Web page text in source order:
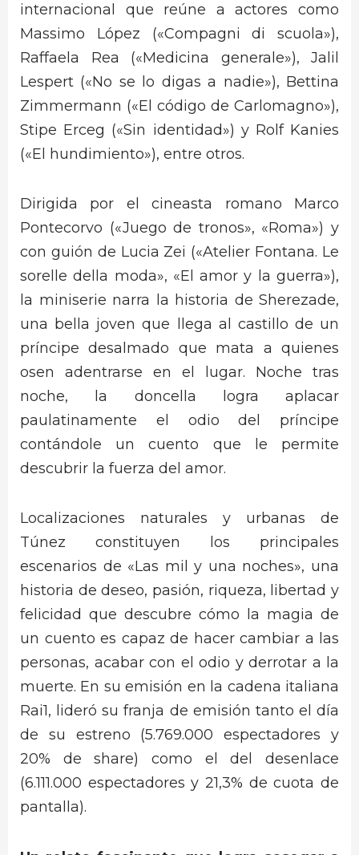
internacional que reúne a actores como
Massimo López («Compagni di scuola»),
Raffaela Rea («Medicina generale»), Jalil
Lespert («No se lo digas a nadie»), Bettina
Zimmermann («El código de Carlomagno»),
Stipe Erceg («Sin identidad») y Rolf Kanies
(«El hundimiento»), entre otros.
Dirigida por el cineasta romano Marco
Pontecorvo («Juego de tronos», «Roma») y
con guión de Lucia Zei («Atelier Fontana. Le
sorelle della moda», «El amor y la guerra»),
la miniserie narra la historia de Sherezade,
una bella joven que llega al castillo de un
príncipe desalmado que mata a quienes
osen adentrarse en el lugar. Noche tras
noche, la doncella logra aplacar
paulatinamente el odio del príncipe
contándole un cuento que le permite
descubrir la fuerza del amor.
Localizaciones naturales y urbanas de
Túnez constituyen los principales
escenarios de «Las mil y una noches», una
historia de deseo, pasión, riqueza, libertad y
felicidad que descubre cómo la magia de
un cuento es capaz de hacer cambiar a las
personas, acabar con el odio y derrotar a la
muerte. En su emisión en la cadena italiana
Rai1, lideró su franja de emisión tanto el día
de su estreno (5.769.000 espectadores y
20% de share) como el del desenlace
(6.111.000 espectadores y 21,3% de cuota de
pantalla).